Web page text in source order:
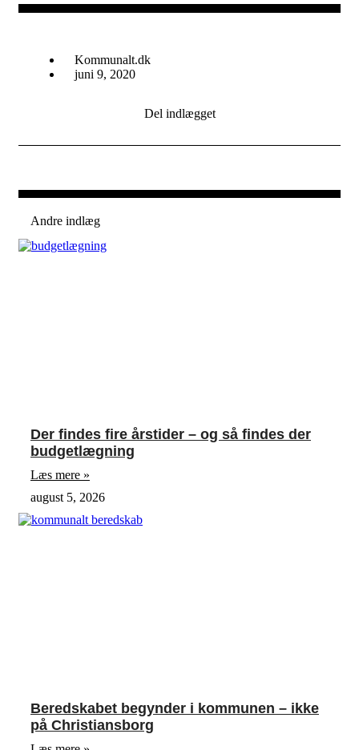
Kommunalt.dk
juni 9, 2020
Del indlægget
Andre indlæg
Der findes fire årstider – og så findes der
budgetlægning
Læs mere »
august 5, 2026
Beredskabet begynder i kommunen – ikke
på Christiansborg